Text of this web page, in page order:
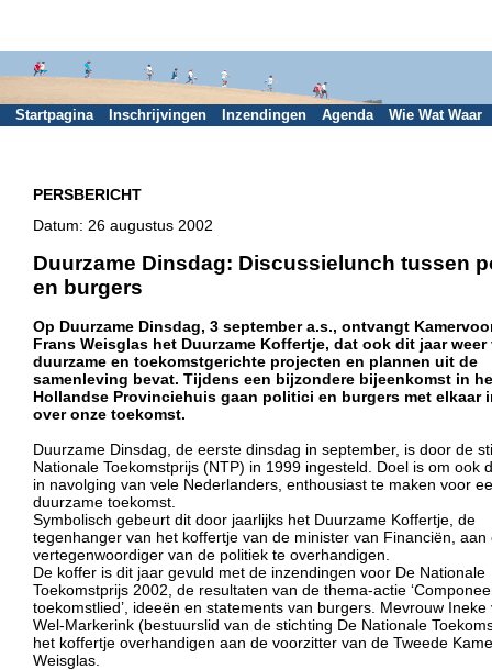
PERSBERICHT
Datum: 26 augustus 2002
Duurzame Dinsdag: Discussielunch tussen
en burgers
Op Duurzame Dinsdag, 3 september a.s., ontvangt
Frans Weisglas het Duurzame Koffertje, dat ook dit jaar weer
duurzame en toekomstgerichte projecten en plannen uit de
samenleving bevat. Tijdens een bijzondere bijeenkomst in
Hollandse Provinciehuis gaan politici en burgers met elkaar
over onze toekomst.
Duurzame Dinsdag, de eerste dinsdag in september, is door de
Nationale Toekomstprijs (NTP) in 1999 ingesteld. Doel is om ook
in navolging van vele Nederlanders, enthousiast te maken voor
duurzame toekomst.
Symbolisch gebeurt dit door jaarlijks het Duurzame Koffertje, de
tegenhanger van het koffertje van de minister van Financiën, aan
vertegenwoordiger van de politiek te overhandigen.
De koffer is dit jaar gevuld met de inzendingen voor De Nationale
Toekomstprijs 2002, de resultaten van de thema-actie
toekomstlied’, ideeën en statements van burgers. Mevrouw Ineke
Wel-Markerink (bestuurslid van de stichting De Nationale
het koffertje overhandigen aan de voorzitter van de Tweede
Weisglas.
Startpagina Inschrijvingen Inzendingen Agenda Wie Wat Waar